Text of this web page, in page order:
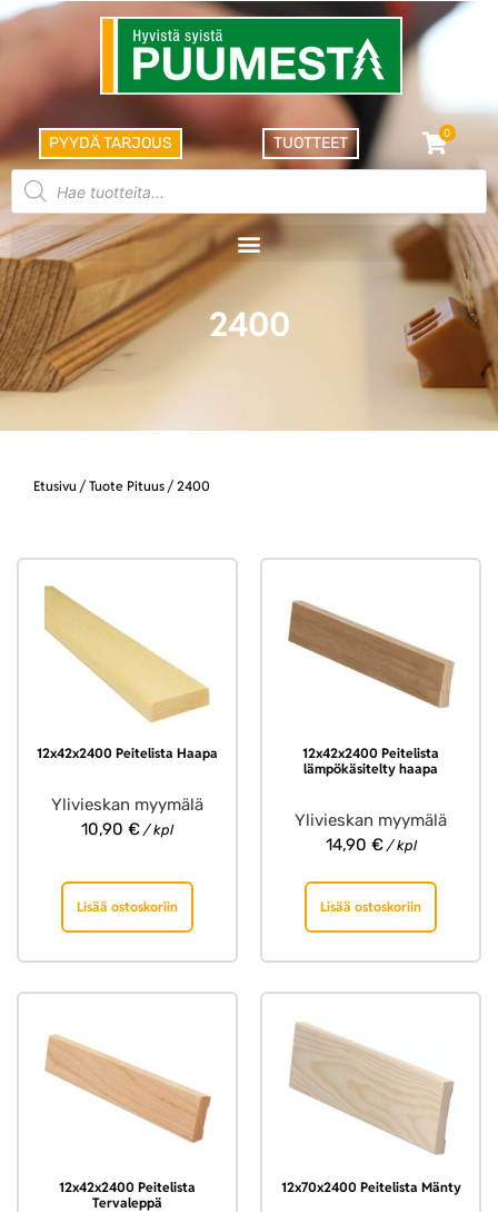
PYYDÄ TARJOUS TUOTTEET
0
2400
Etusivu / Tuote Pituus / 2400
12x42x2400 Peitelista Haapa
Ylivieskan myymälä
10,90 € / kpl
Lisää ostoskoriin
12x42x2400 Peitelista
lämpökäsitelty haapa
Ylivieskan myymälä
14,90 €/ kpl
Lisää ostoskoriin
12x42x2400 Peitelista
Tervaleppä
12x70x2400 Peitelista Mänty